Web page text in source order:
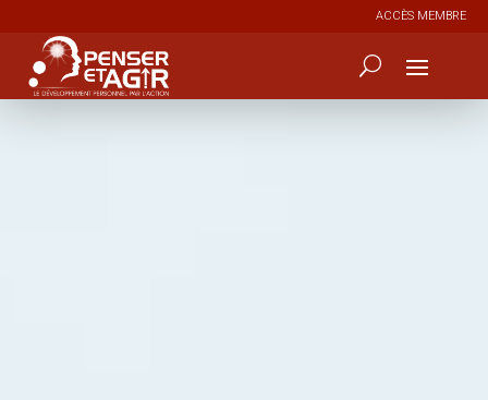
ACCÈS MEMBRE